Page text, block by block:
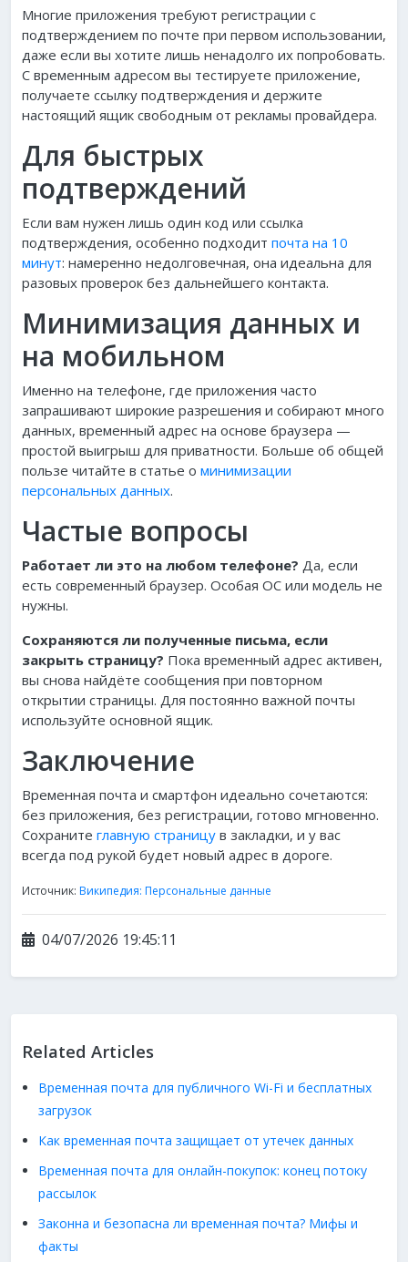
Многие приложения требуют регистрации с
подтверждением по почте при первом использовании,
даже если вы хотите лишь ненадолго их попробовать.
С временным адресом вы тестируете приложение,
получаете ссылку подтверждения и держите
настоящий ящик свободным от рекламы провайдера.
Для быстрых
подтверждений
Если вам нужен лишь один код или ссылка
подтверждения, особенно подходит почта на 10
минут: намеренно недолговечная, она идеальна для
разовых проверок без дальнейшего контакта.
Минимизация данных и
на мобильном
Именно на телефоне, где приложения часто
запрашивают широкие разрешения и собирают много
данных, временный адрес на основе браузера —
простой выигрыш для приватности. Больше об общей
пользе читайте в статье о минимизации
персональных данных.
Частые вопросы
Работает ли это на любом телефоне? Да, если
есть современный браузер. Особая ОС или модель не
нужны.
Сохраняются ли полученные письма, если
закрыть страницу? Пока временный адрес активен,
вы снова найдёте сообщения при повторном
открытии страницы. Для постоянно важной почты
используйте основной ящик.
Заключение
Временная почта и смартфон идеально сочетаются:
без приложения, без регистрации, готово мгновенно.
Сохраните главную страницу в закладки, и у вас
всегда под рукой будет новый адрес в дороге.
Источник: Википедия: Персональные данные
04/07/2026 19:45:11
Related Articles
Временная почта для публичного Wi-Fi и бесплатных
загрузок
Как временная почта защищает от утечек данных
Временная почта для онлайн-покупок: конец потоку
рассылок
Законна и безопасна ли временная почта? Мифы и
факты